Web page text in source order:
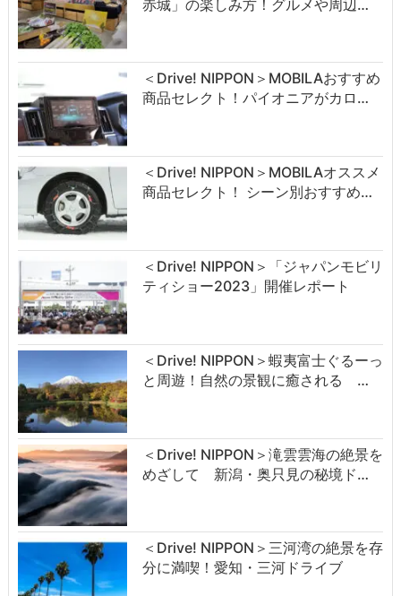
赤城」の楽しみ方！グルメや周辺…
＜Drive! NIPPON＞MOBILAおすすめ
商品セレクト！パイオニアがカロ…
＜Drive! NIPPON＞MOBILAオススメ
商品セレクト！ シーン別おすすめ…
＜Drive! NIPPON＞「ジャパンモビリ
ティショー2023」開催レポート
＜Drive! NIPPON＞蝦夷富士ぐるーっ
と周遊！自然の景観に癒される …
＜Drive! NIPPON＞滝雲雲海の絶景を
めざして 新潟・奥只見の秘境ド…
＜Drive! NIPPON＞三河湾の絶景を存
分に満喫！愛知・三河ドライブ